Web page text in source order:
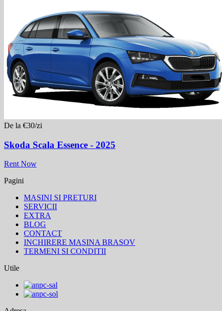
De la €30/zi
Skoda Scala Essence - 2025
Rent Now
Pagini
MASINI SI PRETURI
SERVICII
EXTRA
BLOG
CONTACT
INCHIRERE MASINA BRASOV
TERMENI SI CONDITII
Utile